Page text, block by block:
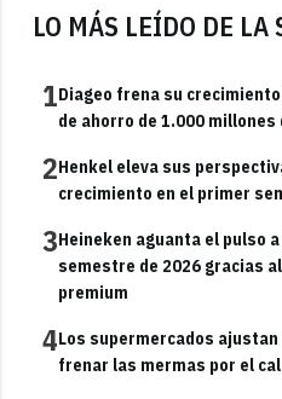
LO MÁS LEÍDO DE LA
1Diageo frena su
de ahorro de 1.000 millones
2Henkel eleva sus
crecimiento en el primer
3Heineken aguanta el pulso
semestre de 2026 gracias
premium
4Los supermercados
frenar las mermas por el